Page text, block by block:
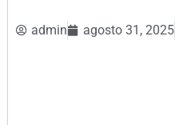
admin agosto 31, 2025